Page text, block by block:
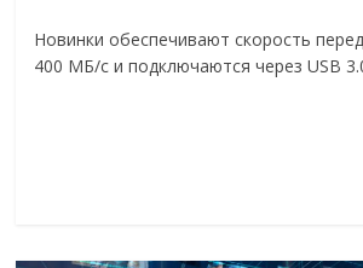
Новинки обеспечивают скорость
400 МБ/с и подключаются через USB